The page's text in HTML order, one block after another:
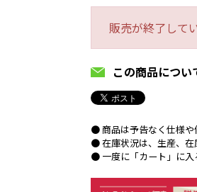
販売が終了して
この商品につい
● 商品は予告なく仕様や
● 在庫状況は、生産、在
● 一度に「カート」に入